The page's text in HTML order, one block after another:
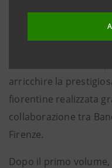
Maria Novella. La
Masaccio alla metà
arricchire la
fiorentine realizzata
collaborazione tra
Firenze.
Dopo il primo